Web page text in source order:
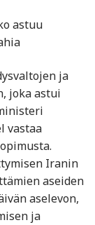
astuu
ja
joka astui
vastaa
Iranin
aseiden
aselevon,
ja